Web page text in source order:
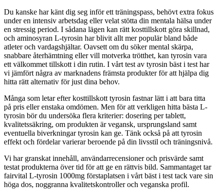
Du kanske har känt dig seg inför ett träningspass, behövt extra fokus
under en intensiv arbetsdag eller velat stötta din mentala hälsa under
en stressig period. I sådana lägen kan rätt kosttillskott göra skillnad,
och aminosyran L-tyrosin har blivit allt mer populär bland både
atleter och vardagshjältar. Oavsett om du söker mental skärpa,
snabbare återhämtning eller vill motverka trötthet, kan tyrosin vara
ett välkommet tillskott i din rutin. I vårt test av tyrosin bäst i test har
vi jämfört några av marknadens främsta produkter för att hjälpa dig
hitta rätt alternativ för just dina behov.
Många som letar efter kosttillskott tyrosin fastnar lätt i att bara titta
på pris eller enstaka omdömen. Men för att verkligen hitta bästa L-
tyrosin bör du undersöka flera kriterier: dosering per tablett,
kvalitetssäkring, om produkten är vegansk, ursprungsland samt
eventuella biverkningar tyrosin kan ge. Tänk också på att tyrosin
effekt och fördelar varierar beroende på din livsstil och träningsnivå.
Vi har granskat innehåll, användarrecensioner och prisvärde samt
testat produkterna över tid för att ge en rättvis bild. Sammantaget tar
fairvital L-tyrosin 1000mg förstaplatsen i vårt bäst i test tack vare sin
höga dos, noggranna kvalitetskontroller och veganska profil.